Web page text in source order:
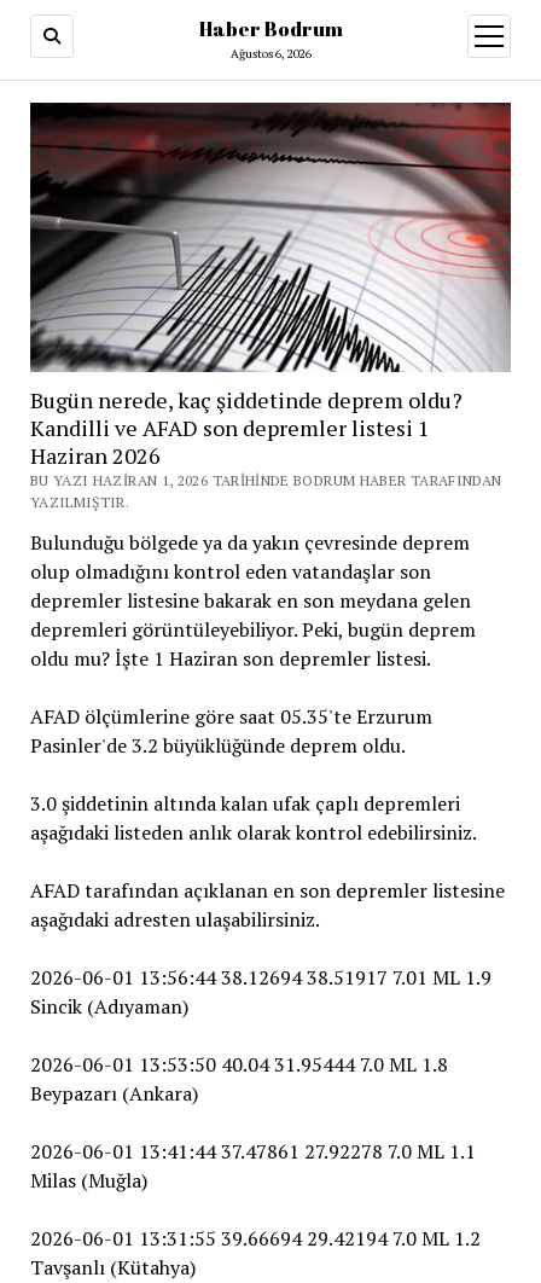
Haber Bodrum
Ağustos 6, 2026
aç
Bugün nerede, kaç şiddetinde deprem oldu?
Kandilli ve AFAD son depremler listesi 1
Haziran 2026
BU YAZI HAZIRAN 1, 2026 TARIHINDE BODRUM HABER TARAFINDAN
YAZILMIŞTIR.
Bulunduğu bölgede ya da yakın çevresinde deprem
olup olmadığını kontrol eden vatandaşlar son
depremler listesine bakarak en son meydana gelen
depremleri görüntüleyebiliyor. Peki, bugün deprem
oldu mu? İşte 1 Haziran son depremler listesi.
AFAD ölçümlerine göre saat 05.35'te Erzurum
Pasinler'de 3.2 büyüklüğünde deprem oldu.
3.0 şiddetinin altında kalan ufak çaplı depremleri
aşağıdaki listeden anlık olarak kontrol edebilirsiniz.
AFAD tarafından açıklanan en son depremler listesine
aşağıdaki adresten ulaşabilirsiniz.
2026-06-01 13:56:44 38.12694 38.51917 7.01 ML 1.9
Sincik (Adıyaman)
2026-06-01 13:53:50 40.04 31.95444 7.0 ML 1.8
Beypazarı (Ankara)
2026-06-01 13:41:44 37.47861 27.92278 7.0 ML 1.1
Milas (Muğla)
2026-06-01 13:31:55 39.66694 29.42194 7.0 ML 1.2
Tavşanlı (Kütahya)